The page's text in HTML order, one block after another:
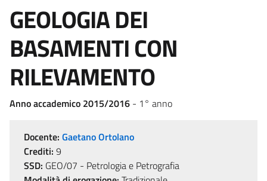
GEOLOGIA DEI
BASAMENTI CON
RILEVAMENTO
Anno accademico 2015/2016 - 1° anno
Docente: Gaetano Ortolano
Crediti: 9
SSD: GEO/07 - Petrologia e Petrografia